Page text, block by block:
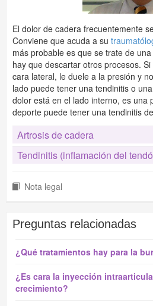
El dolor de cadera frecuentemente
Conviene que acuda a su
más probable es que se trate de
hay que descartar otros procesos.
cara lateral, le duele a la presión y
lado puede tener una tendinitis o
dolor está en el lado interno, es una
deporte puede tener una tendinitis
Artrosis de cadera
Tendinitis (inflamación del
Nota legal
Preguntas relacionadas
¿Qué tratamientos hay para la
¿Es cara la inyección
crecimiento?